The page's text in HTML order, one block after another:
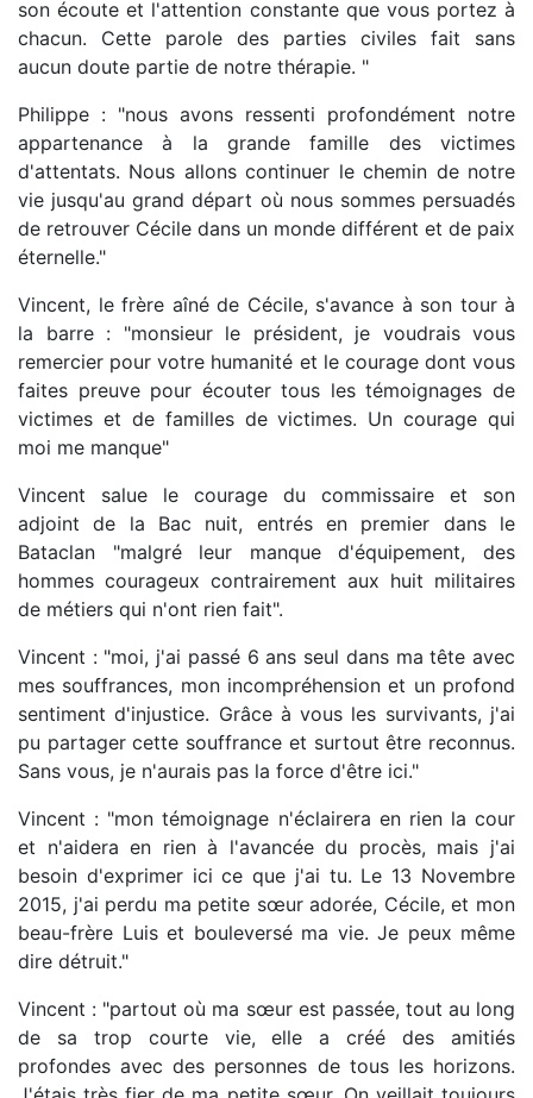
son écoute et l'attention constante que vous portez à
chacun. Cette parole des parties civiles fait sans
aucun doute partie de notre thérapie. "
Philippe : "nous avons ressenti profondément notre
appartenance à la grande famille des victimes
d'attentats. Nous allons continuer le chemin de notre
vie jusqu'au grand départ où nous sommes persuadés
de retrouver Cécile dans un monde différent et de paix
éternelle."
Vincent, le frère aîné de Cécile, s'avance à son tour à
la barre : "monsieur le président, je voudrais vous
remercier pour votre humanité et le courage dont vous
faites preuve pour écouter tous les témoignages de
victimes et de familles de victimes. Un courage qui
moi me manque"
Vincent salue le courage du commissaire et son
adjoint de la Bac nuit, entrés en premier dans le
Bataclan "malgré leur manque d'équipement, des
hommes courageux contrairement aux huit militaires
de métiers qui n'ont rien fait".
Vincent : "moi, j'ai passé 6 ans seul dans ma tête avec
mes souffrances, mon incompréhension et un profond
sentiment d'injustice. Grâce à vous les survivants, j'ai
pu partager cette souffrance et surtout être reconnus.
Sans vous, je n'aurais pas la force d'être ici."
Vincent : "mon témoignage n'éclairera en rien la cour
et n'aidera en rien à l'avancée du procès, mais j'ai
besoin d'exprimer ici ce que j'ai tu. Le 13 Novembre
2015, j'ai perdu ma petite sœur adorée, Cécile, et mon
beau-frère Luis et bouleversé ma vie. Je peux même
dire détruit."
Vincent : "partout où ma sœur est passée, tout au long
de sa trop courte vie, elle a créé des amitiés
profondes avec des personnes de tous les horizons.